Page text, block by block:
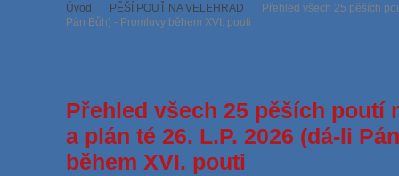
Úvod PĚŠÍ POUŤ NA VELEHRAD
Přehled všech 25 pěších
Pán Bůh) - Promluvy během XVI. pouti
Přehled všech 25 pěších poutí
a plán té 26. L.P. 2026 (dá-li
během XVI. pouti